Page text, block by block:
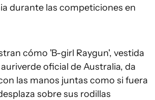
durante las competiciones en
cómo 'B-girl Raygun', vestida
oficial de Australia, da
las manos juntas como si fuera
sobre sus rodillas